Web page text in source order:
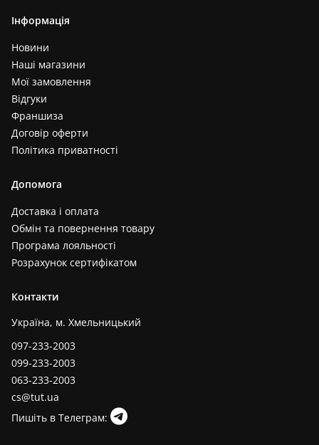
Інформація
Новини
Наші магазини
Мої замовлення
Відгуки
Франшиза
Договір оферти
Політика приватності
Допомога
Доставка і оплата
Обмін та повернення товару
Програма лояльності
Розрахунок сертифікатом
Контакти
Україна, м. Хмельницький
097-233-2003
099-233-2003
063-233-2003
cs@tut.ua
Пишіть в Телеграм: